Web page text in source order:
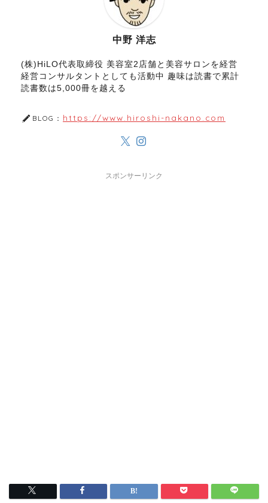
中野 洋志
(株)HiLO代表取締役 美容室2店舗と美容サロンを経営
経営コンサルタントとしても活動中 趣味は読書で累計
読書数は5,000冊を越える
BLOG： https://www.hiroshi-nakano.com
スポンサーリンク